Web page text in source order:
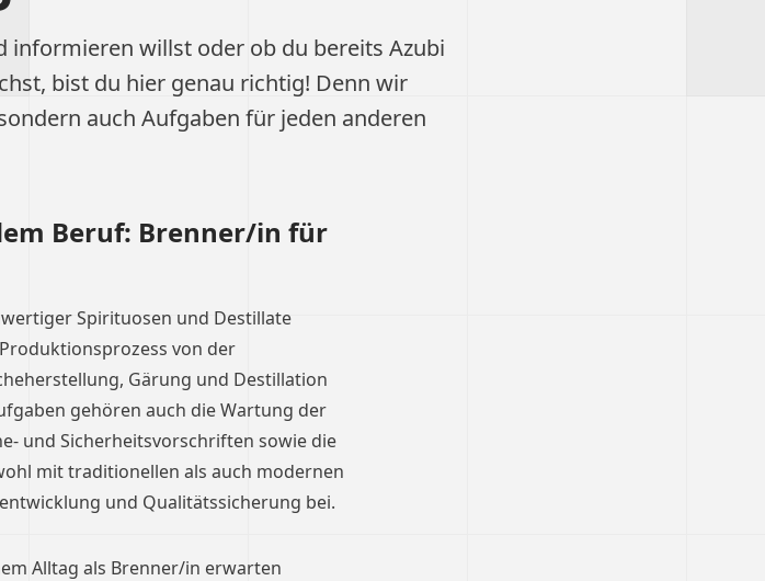
informieren willst oder ob du bereits Azubi
bist du hier genau richtig! Denn wir
auch Aufgaben für jeden anderen
Beruf: Brenner/in für
Spirituosen und Destillate
von der
Gärung und Destillation
gehören auch die Wartung der
und Sicherheitsvorschriften sowie die
mit traditionellen als auch modernen
und Qualitätssicherung bei.
Alltag als Brenner/in erwarten